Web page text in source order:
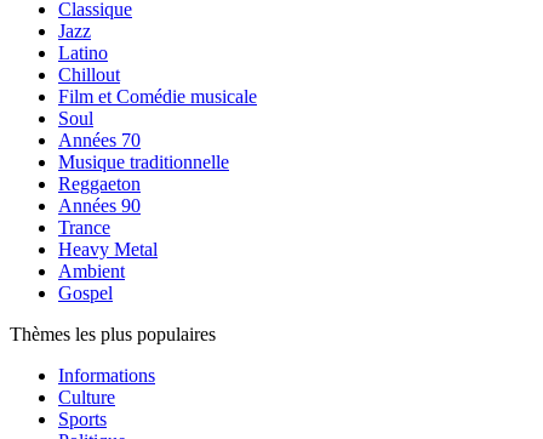
Classique
Jazz
Latino
Chillout
Film et Comédie musicale
Soul
Années 70
Musique traditionnelle
Reggaeton
Années 90
Trance
Heavy Metal
Ambient
Gospel
Thèmes les plus populaires
Informations
Culture
Sports